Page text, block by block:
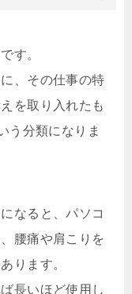
す。
、その仕事の特
を取り入れたも
う分類になりま
なると、パソコ
腰痛や肩こりを
ります。
長いほど使用し